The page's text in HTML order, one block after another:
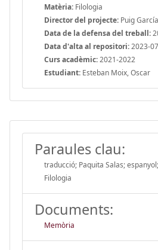
Matèria: Filologia
Director del projecte: Puig
Data de la defensa del treball:
Data d'alta al repositori:2023-
Curs acadèmic:2021-2022
Estudiant: Esteban Moix, Oscar
Paraules clau:
traducció; Paquita Salas; espanyol;
Filologia
Documents:
Memòria